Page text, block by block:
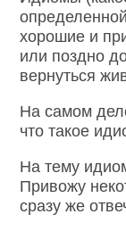
хорошие и
или поздно
вернуться
На самом
что такое
На тему
Привожу
сразу же